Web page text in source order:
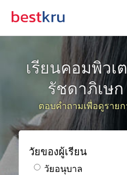
เรียนคอมพิวเ
รัชดาภิเษ
ตอบคำถามเพื่อดูราย
วัยของผู้เรียน
วัยอนุบาล